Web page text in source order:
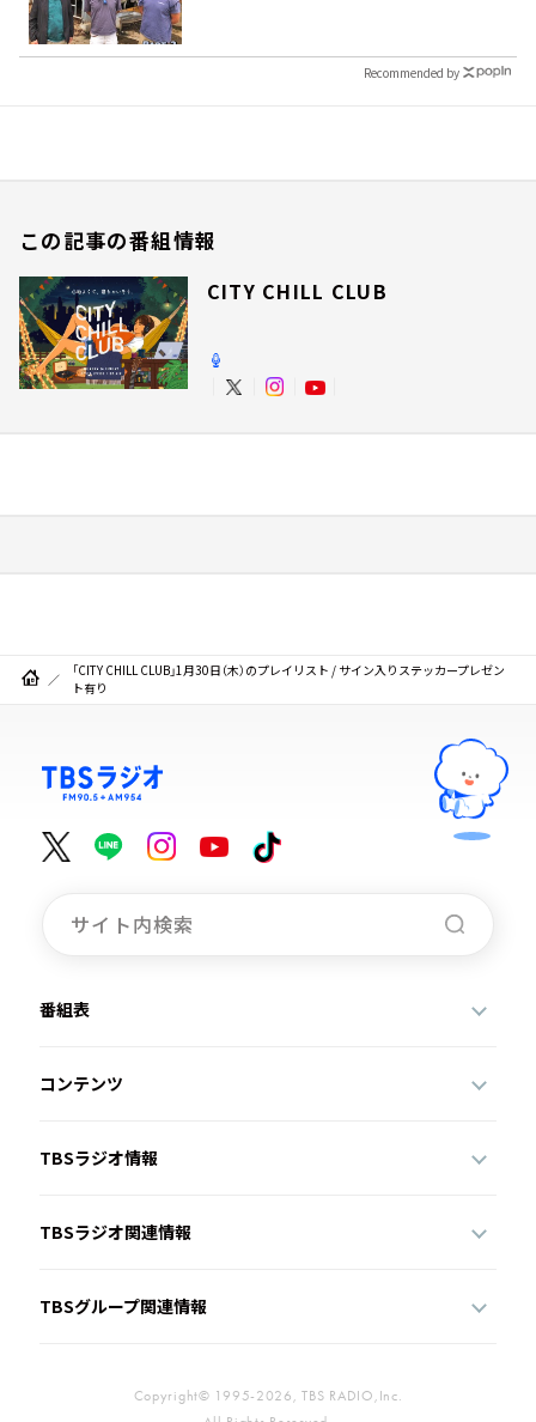
Recommended by
この記事の番組情報
CITY CHILL CLUB
「CITY CHILL CLUB」1月30日（木）のプレイリスト / サイン入りステッカープレゼン
ト有り
番組表
コンテンツ
TBSラジオ情報
TBSラジオ関連情報
TBSグループ関連情報
Copyright© 1995-2026, TBS RADIO,Inc.